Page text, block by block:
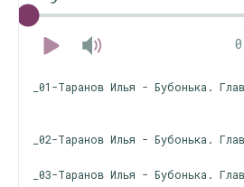
_01-Таранов Илья - Бубонька.
_02-Таранов Илья - Бубонька.
_03-Таранов Илья - Бубонька.